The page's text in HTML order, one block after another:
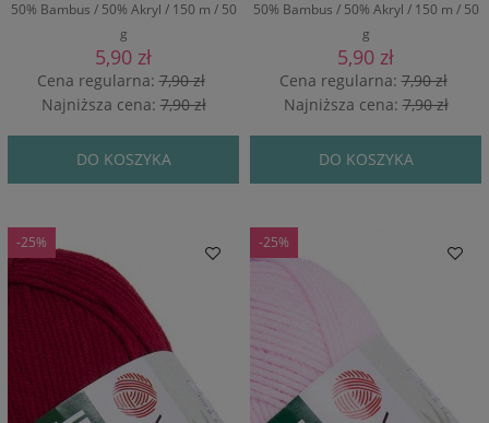
50% Bambus / 50% Akryl / 150 m / 50
g
5,90 zł
Cena regularna:7,90 zł
Najniższa cena:7,90 zł
DO KOSZYKA
50% Bambus / 50% Akryl / 150 m / 50
g
5,90 zł
Cena regularna:7,90 zł
Najniższa cena:7,90 zł
DO KOSZYKA
-25% -25%